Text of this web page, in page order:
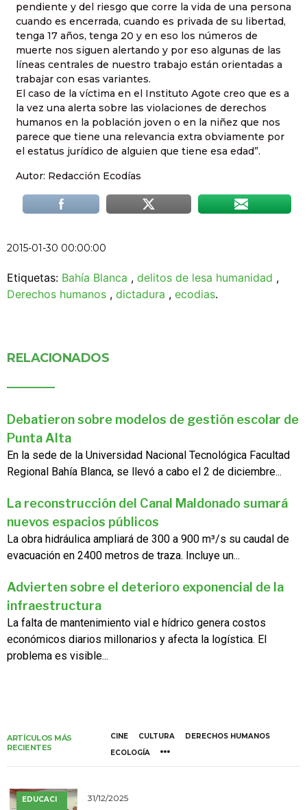
pendiente y del riesgo que corre la vida de una persona
cuando es encerrada, cuando es privada de su libertad,
tenga 17 años, tenga 20 y en eso los números de
muerte nos siguen alertando y por eso algunas de las
líneas centrales de nuestro trabajo están orientadas a
trabajar con esas variantes.
El caso de la víctima en el Instituto Agote creo que es a
la vez una alerta sobre las violaciones de derechos
humanos en la población joven o en la niñez que nos
parece que tiene una relevancia extra obviamente por
el estatus jurídico de alguien que tiene esa edad”.
Autor: Redacción Ecodías
2015-01-30 00:00:00
Etiquetas: Bahía Blanca , delitos de lesa humanidad ,
Derechos humanos , dictadura , ecodias.
RELACIONADOS
Debatieron sobre modelos de gestión escolar de
Punta Alta
En la sede de la Universidad Nacional Tecnológica Facultad
Regional Bahía Blanca, se llevó a cabo el 2 de diciembre...
La reconstrucción del Canal Maldonado sumará
nuevos espacios públicos
La obra hidráulica ampliará de 300 a 900 m³/s su caudal de
evacuación en 2400 metros de traza. Incluye un...
Advierten sobre el deterioro exponencial de la
infraestructura
La falta de mantenimiento vial e hídrico genera costos
económicos diarios millonarios y afecta la logística. El
problema es visible...
ARTÍCULOS MÁS
RECIENTES
CINE CULTURA
DERECHOS HUMANOS
ECOLOGÍA
EDUCACI
31/12/2025